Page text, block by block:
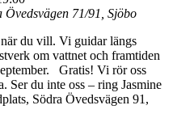
Övedsvägen 71/91, Sjöbo
du vill. Vi guidar längs
om vattnet och framtiden
Gratis! Vi rör oss
Ser du inte oss – ring Jasmine
Södra Övedsvägen 91,